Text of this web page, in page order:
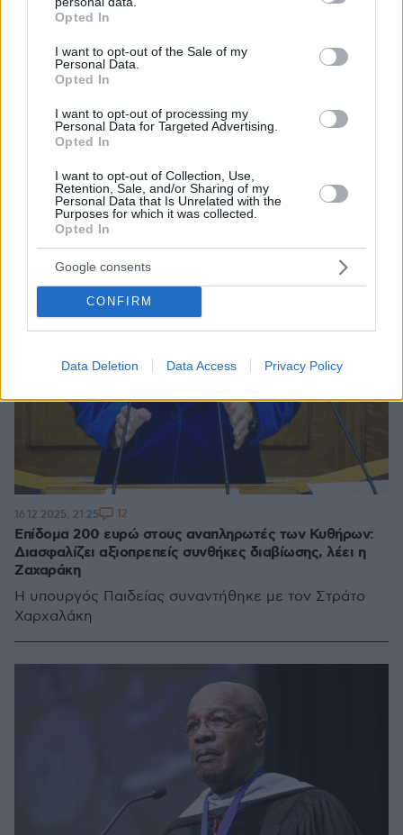
grant or deny consent to Google and its third-party tags to
use your data for below specified purposes in below Google
consent section.
Opted In
I want to opt-out of the Sale of my
Personal Data.
Opted In
I want to opt-out of processing my
Personal Data for Targeted Advertising.
Opted In
I want to opt-out of Collection, Use,
Retention, Sale, and/or Sharing of my
Personal Data that Is Unrelated with the
Purposes for which it was collected.
Opted In
Google consents
CONFIRM
Data Deletion Data Access Privacy Policy
Κέρκυρα έως τη Ρόδο, η εβραϊκή παρουσία έχει
πολιτισμό και στην πνευματική ζωή της χώρας μας,
είπε η υπουργός Παιδείας
Επίδομα 200 ευρώ στους αναπληρωτές των Κυθήρων:
Διασφαλίζει αξιοπρεπείς συνθήκες διαβίωσης, λέει η
Ζαχαράκη
Η υπουργός Παιδείας συναντήθηκε με τον Στράτο
Χαρχαλάκη
16.12.2025, 21:25 12